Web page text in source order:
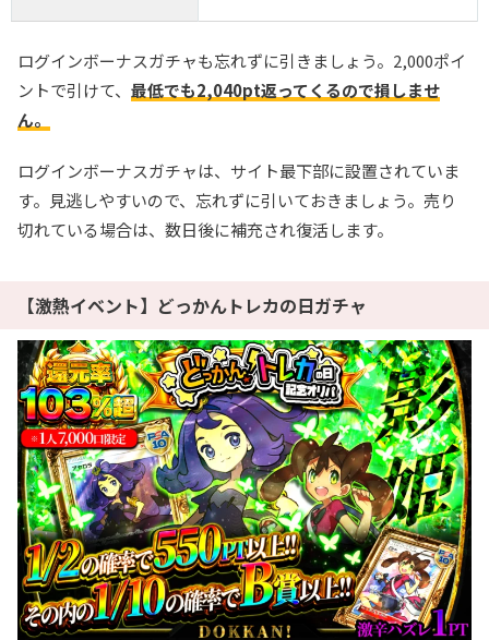
ログインボーナスガチャも忘れずに引きましょう。2,000ポイ
ントで引けて、 最低でも2,040pt返ってくるので損しませ
ん。
ログインボーナスガチャは、サイト最下部に設置されていま
す。見逃しやすいので、忘れずに引いておきましょう。売り
切れている場合は、数日後に補充され復活します。
【激熱イベント】どっかんトレカの日ガチャ